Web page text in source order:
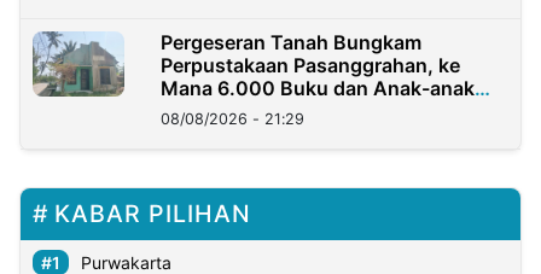
Pergeseran Tanah Bungkam
Perpustakaan Pasanggrahan, ke
Mana 6.000 Buku dan Anak-anak
Kini?
08/08/2026 - 21:29
KABAR PILIHAN
Purwakarta